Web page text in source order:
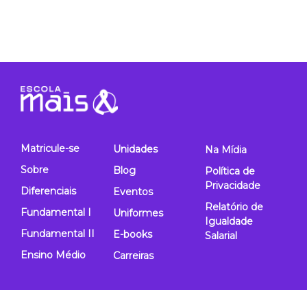
Matricule-se
Sobre
Diferenciais
Fundamental I
Fundamental II
Ensino Médio
Unidades
Blog
Eventos
Uniformes
E-books
Carreiras
Na Mídia
Política de
Privacidade
Relatório de
Igualdade
Salarial